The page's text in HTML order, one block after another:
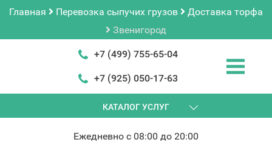
Главная Перевозка сыпучих грузов
Доставка торфа
Звенигород
+7 (499) 755-65-04
+7 (925) 050-17-63
КАТАЛОГ УСЛУГ
Ежедневно с 08:00 до 20:00